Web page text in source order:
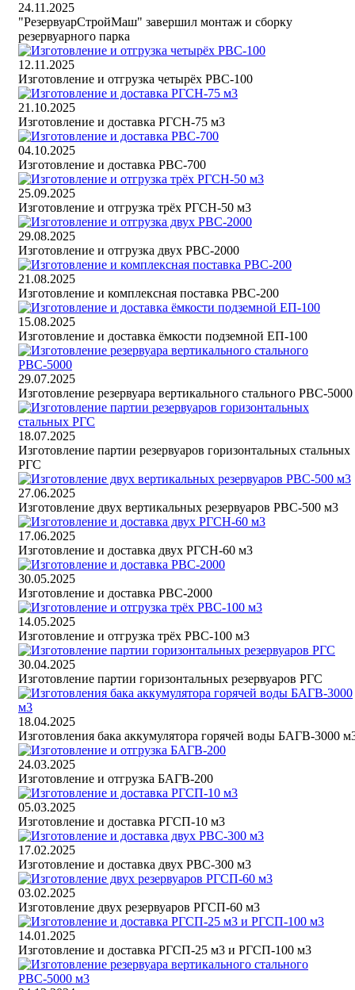
24.11.2025
"РезервуарСтройМаш" завершил монтаж и сборку
резервуарного парка
12.11.2025
Изготовление и отгрузка четырёх РВС-100
21.10.2025
Изготовление и доставка РГСН-75 м3
04.10.2025
Изготовление и доставка РВС-700
25.09.2025
Изготовление и отгрузка трёх РГСН-50 м3
29.08.2025
Изготовление и отгрузка двух РВС-2000
21.08.2025
Изготовление и комплексная поставка РВС-200
15.08.2025
Изготовление и доставка ёмкости подземной ЕП-100
29.07.2025
Изготовление резервуара вертикального стального РВС-5000
18.07.2025
Изготовление партии резервуаров горизонтальных стальных
РГС
27.06.2025
Изготовление двух вертикальных резервуаров РВС-500 м3
17.06.2025
Изготовление и доставка двух РГСН-60 м3
30.05.2025
Изготовление и доставка РВС-2000
14.05.2025
Изготовление и отгрузка трёх РВС-100 м3
30.04.2025
Изготовление партии горизонтальных резервуаров РГС
18.04.2025
Изготовления бака аккумулятора горячей воды БАГВ-3000
24.03.2025
Изготовление и отгрузка БАГВ-200
05.03.2025
Изготовление и доставка РГСП-10 м3
17.02.2025
Изготовление и доставка двух РВС-300 м3
03.02.2025
Изготовление двух резервуаров РГСП-60 м3
14.01.2025
Изготовление и доставка РГСП-25 м3 и РГСП-100 м3